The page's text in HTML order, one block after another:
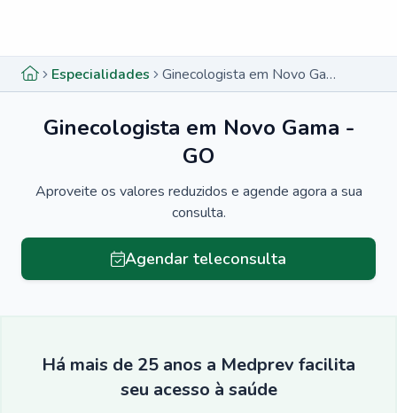
Especialidades Ginecologista em Novo Gama - GO
Ginecologista em Novo Gama -
GO
Aproveite os valores reduzidos e agende agora a sua
consulta.
Agendar teleconsulta
Há mais de 25 anos a Medprev facilita
seu acesso à saúde